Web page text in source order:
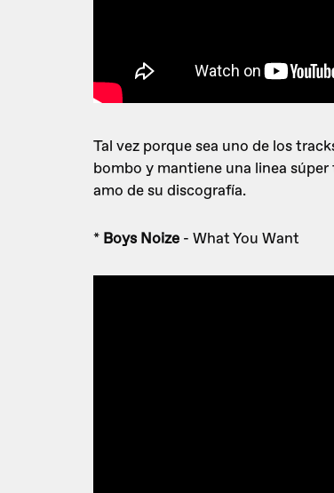
Tal vez porque sea uno de los
bombo y mantiene una linea
amo de su discografía.
* Boys Noize - What You Want